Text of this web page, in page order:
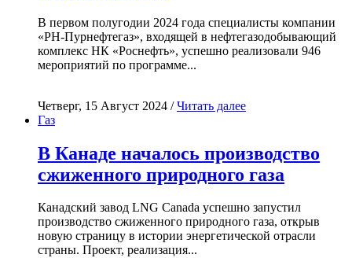
В первом полугодии 2024 года специалисты компании
«РН-Пурнефтегаз», входящей в нефтегазодобывающий
комплекс НК «Роснефть», успешно реализовали 946
мероприятий по программе...
Четверг, 15 Август 2024 /Читать далее
Газ
В Канаде началось производство
сжиженного природного газа
Канадский завод LNG Canada успешно запустил
производство сжиженного природного газа, открыв
новую страницу в истории энергетической отрасли
страны. Проект, реализация...